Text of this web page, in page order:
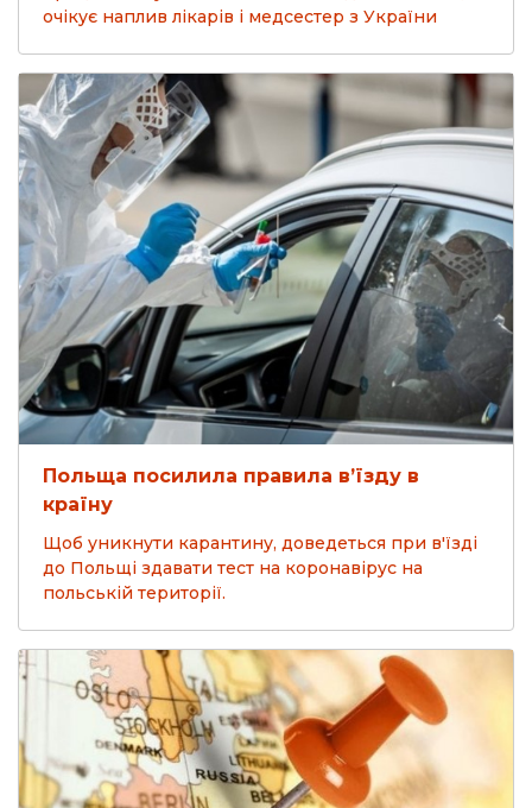
очікує наплив лікарів і медсестер з України
Польща посилила правила в’їзду в
країну
Щоб уникнути карантину, доведеться при в'їзді
до Польщі здавати тест на коронавірус на
польській території.